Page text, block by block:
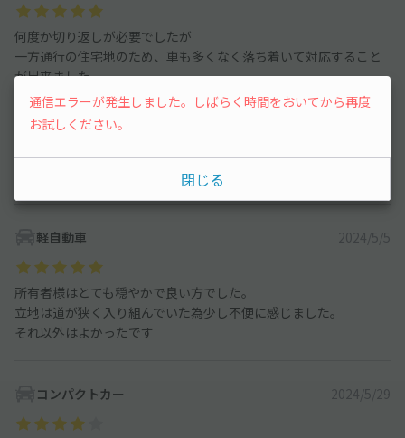
何度か切り返しが必要でしたが
一方通行の住宅地のため、車も多くなく落ち着いて対応すること
が出来ました。
ぜひまた利用させていただけたらと思っています。
前向き入庫、バック出庫が可能でしたらそのほうがやりやすそう
です。このあたりはオーナー様にご確認いただいたほうがいいか
軽自動車 2024/5/5
所有者様はとても穏やかで良い方でした。
立地は道が狭く入り組んでいた為少し不便に感じました。
それ以外はよかったです
コンパクトカー 2024/5/29
通信エラーが発生しました。しばらく時間をおいてから再度
お試しください。
閉じる